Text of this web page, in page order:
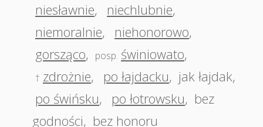
niesławnie, niechlubnie,
niemoralnie, niehonorowo,
gorsząco, posp. świniowato,
† zdrożnie, po łajdacku, jak łajdak,
po świńsku, po łotrowsku, bez
godności, bez honoru